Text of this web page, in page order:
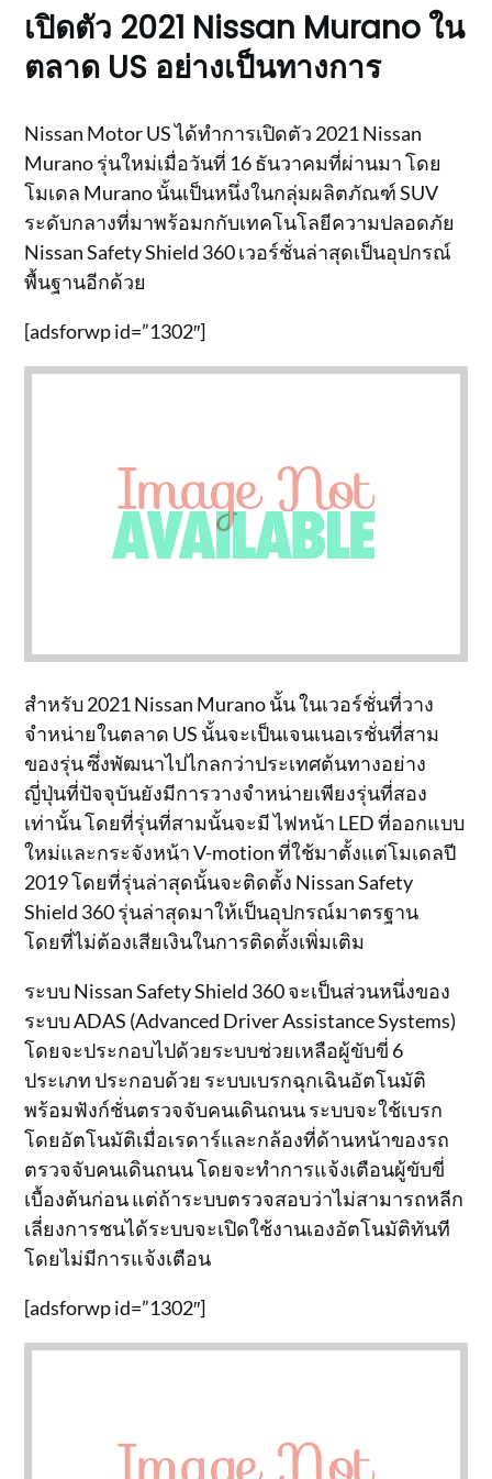
เปิดตัว 2021 Nissan Murano ใน
ตลาด US อย่างเป็นทางการ
Nissan Motor US ได้ทำการเปิดตัว 2021 Nissan
Murano รุ่นใหม่เมื่อวันที่ 16 ธันวาคมที่ผ่านมา โดย
โมเดล Murano นั้นเป็นหนึ่งในกลุ่มผลิตภัณฑ์ SUV
ระดับกลางที่มาพร้อมกกับเทคโนโลยีความปลอดภัย
Nissan Safety Shield 360 เวอร์ชั่นล่าสุดเป็นอุปกรณ์
พื้นฐานอีกด้วย
[adsforwp id=”1302″]
สำหรับ 2021 Nissan Murano นั้น ในเวอร์ชั่นที่วาง
จำหน่ายในตลาด US นั้นจะเป็นเจนเนอเรชั่นที่สาม
ของรุ่น ซึ่งพัฒนาไปไกลกว่าประเทศต้นทางอย่าง
ญี่ปุ่นที่ปัจจุบันยังมีการวางจำหน่ายเพียงรุ่นที่สอง
เท่านั้น โดยที่รุ่นที่สามนั้นจะมี ไฟหน้า LED ที่ออกแบบ
ใหม่และกระจังหน้า V-motion ที่ใช้มาตั้งแต่โมเดลปี
2019 โดยที่รุ่นล่าสุดนั้นจะติดตั้ง Nissan Safety
Shield 360 รุ่นล่าสุดมาให้เป็นอุปกรณ์มาตรฐาน
โดยที่ไม่ต้องเสียเงินในการติดตั้งเพิ่มเติม
ระบบ Nissan Safety Shield 360 จะเป็นส่วนหนึ่งของ
ระบบ ADAS (Advanced Driver Assistance Systems)
โดยจะประกอบไปด้วยระบบช่วยเหลือผู้ขับขี่ 6
ประเภท ประกอบด้วย ระบบเบรกฉุกเฉินอัตโนมัติ
พร้อมฟังก์ชั่นตรวจจับคนเดินถนน ระบบจะใช้เบรก
โดยอัตโนมัติเมื่อเรดาร์และกล้องที่ด้านหน้าของรถ
ตรวจจับคนเดินถนน โดยจะทำการแจ้งเตือนผู้ขับขี่
เบื้องต้นก่อน แต่ถ้าระบบตรวจสอบว่าไม่สามารถหลีก
เลี่ยงการชนได้ระบบจะเปิดใช้งานเองอัตโนมัติทันที
โดยไม่มีการแจ้งเตือน
[adsforwp id=”1302″]